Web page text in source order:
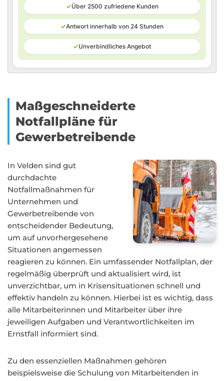
✓Über 2500 zufriedene Kunden
✓Antwort innerhalb von 24 Stunden
✓Unverbindliches Angebot
Maßgeschneiderte
Notfallpläne für
Gewerbetreibende
In Velden sind gut
durchdachte
Notfallmaßnahmen für
Unternehmen und
Gewerbetreibende von
entscheidender Bedeutung,
um auf unvorhergesehene
Situationen angemessen
reagieren zu können. Ein umfassender Notfallplan, der
regelmäßig überprüft und aktualisiert wird, ist
unverzichtbar, um in Krisensituationen schnell und
effektiv handeln zu können. Hierbei ist es wichtig, dass
alle Mitarbeiterinnen und Mitarbeiter über ihre
jeweiligen Aufgaben und Verantwortlichkeiten im
Ernstfall informiert sind.
Zu den essenziellen Maßnahmen gehören
beispielsweise die Schulung von Mitarbeitenden in